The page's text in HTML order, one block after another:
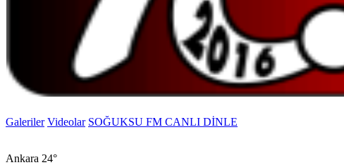
Galeriler Videolar SOĞUKSU FM CANLI DİNLE
Ankara 24°